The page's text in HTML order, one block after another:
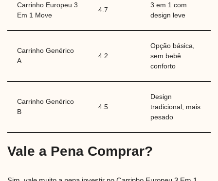
Carrinho Europeu 3
Em 1 Move
4.7
3 em 1 com
design leve
Carrinho Genérico
A
4.2
Opção básica,
sem bebê
conforto
Carrinho Genérico
B
4.5
Design
tradicional, mais
pesado
Vale a Pena Comprar?